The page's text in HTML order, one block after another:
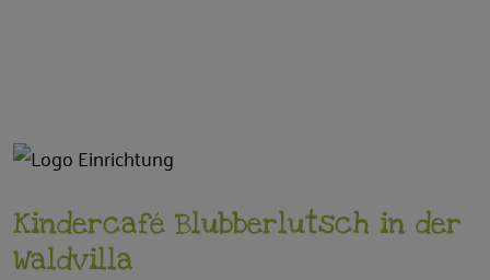
Kindercafé Blubberlutsch in der
Waldvilla